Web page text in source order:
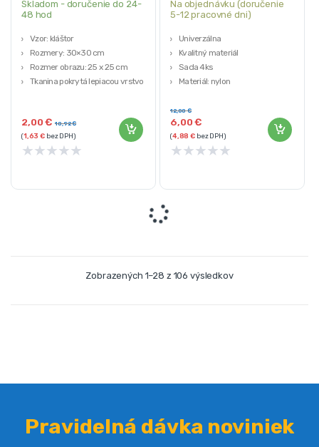
Skladom - doručenie do 24-
48 hod
Vzor: kláštor
Rozmery: 30×30 cm
Rozmer obrazu: 25 x 25 cm
Tkanina pokrytá lepiacou vrstvou:
2,00€ 10,92€
(1,63€ bez DPH)
★★★★★
Na objednávku (doručenie
5-12 pracovné dni)
Univerzálna
Kvalitný materiál
Sada 4ks
Materiál: nylon
6,00€
12,00€
(4,88€ bez DPH)
★★★★★
Zobrazených 1–28 z 106 výsledkov
Pravidelná dávka noviniek